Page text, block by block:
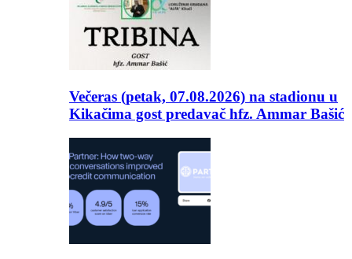
Večeras (petak, 07.08.2026) na stadionu u
Kikačima gost predavač hfz. Ammar Bašić